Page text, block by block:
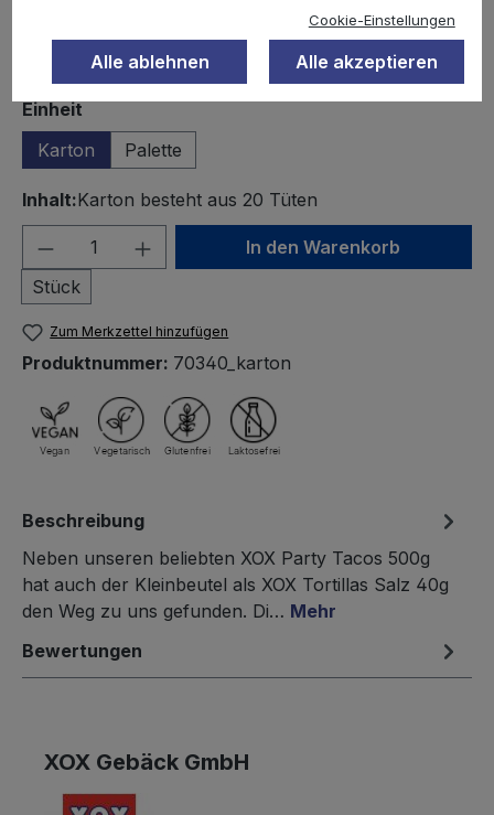
Einheitauswählen
Karton
Palette
Inhalt:Karton besteht aus 20 Tüten
Produkt Anzahl: Gib den
Stück
In den Warenkorb
Zum Merkzettel hinzufügen
Produktnummer: 70340_karton
Beschreibung
Neben unseren beliebten XOX Party Tacos 500g
hat auch der Kleinbeutel als XOX Tortillas Salz 40g
den Weg zu uns gefunden. Di… Mehr
Bewertungen
XOX Gebäck GmbH
Cookie-Einstellungen
Alle ablehnen Alle akzeptieren